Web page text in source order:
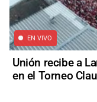
EN VIVO
Unión recibe a
en el Torneo